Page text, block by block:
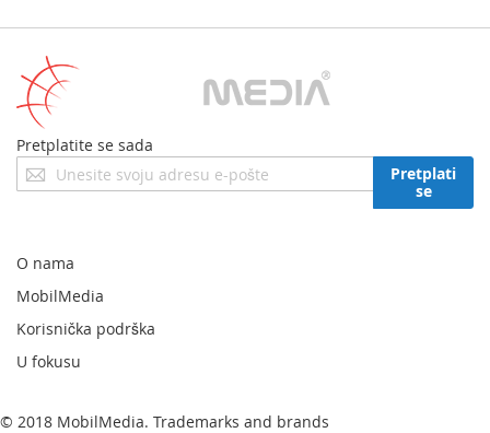
Pretplatite se sada
Prijavite
se
newsletter:
Pretplati
se
O nama
MobilMedia
Korisnička podrška
U fokusu
© 2018 MobilMedia. Trademarks and brands